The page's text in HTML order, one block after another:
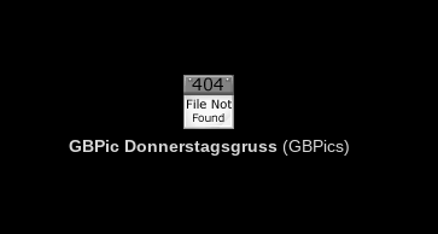
GBPic Donnerstagsgruss(GBPics)